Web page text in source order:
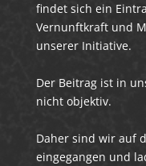
findet sich ein
Vernunftkraft und
unserer Initiative.
Der Beitrag ist in
nicht objektiv.
Daher sind wir auf
eingegangen und